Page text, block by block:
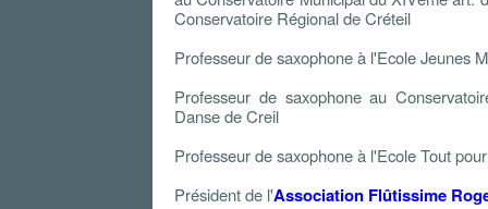
Conservatoire Régional de Créteil
Professeur de saxophone à l'Ecole Jeunes
Professeur de saxophone au
Danse de Creil
Professeur de saxophone à l'Ecole Tout
Président de l'Association Flûtissime